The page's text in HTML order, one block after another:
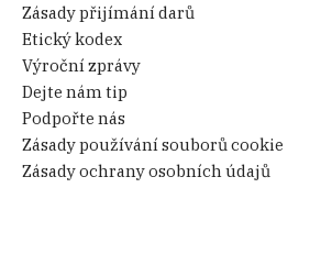
Zásady přijímání darů
Etický kodex
Výroční zprávy
Dejte nám tip
Podpořte nás
Zásady používání souborů cookie
Zásady ochrany osobních údajů